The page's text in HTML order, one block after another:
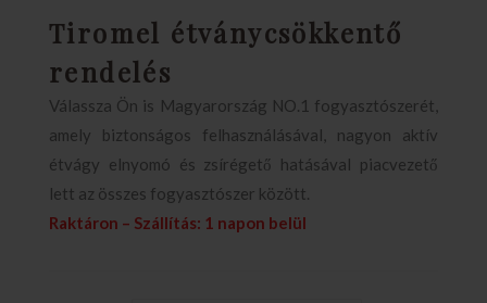
Tiromel étványcsökkentő
rendelés
Válassza Ön is Magyarország NO.1 fogyasztószerét,
amely biztonságos felhasználásával, nagyon aktív
étvágy elnyomó és zsírégető hatásával piacvezető
lett az összes fogyasztószer között.
Raktáron – Szállítás: 1 napon belül